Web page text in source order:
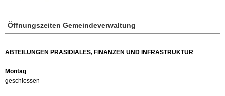
Öffnungszeiten Gemeindeverwaltung
ABTEILUNGEN PRÄSIDIALES, FINANZEN UND INFRASTRUKTUR
Montag
geschlossen